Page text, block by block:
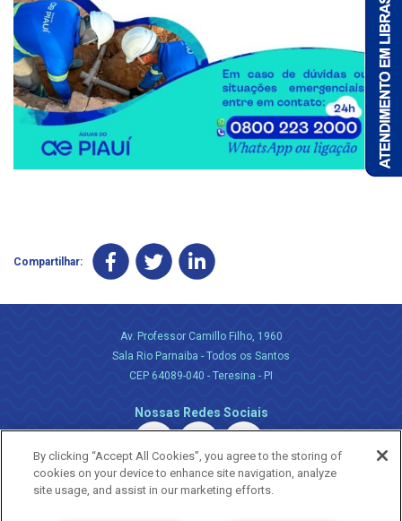
Compartilhar:
Av. Professor Camillo Filho, 1960
Sala Rio Parnaiba - Todos os Santos
CEP 64089-040 - Teresina - PI
Nossas Redes Sociais
By clicking “Accept All Cookies”, you agree to the storing of
cookies on your device to enhance site navigation, analyze
site usage, and assist in our marketing efforts.